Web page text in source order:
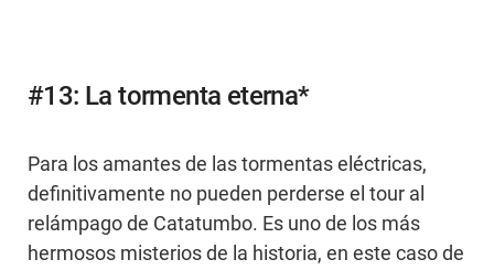
#13: La tormenta eterna*
Para los amantes de las tormentas eléctricas,
definitivamente no pueden perderse el tour al
relámpago de Catatumbo. Es uno de los más
hermosos misterios de la historia, en este caso de